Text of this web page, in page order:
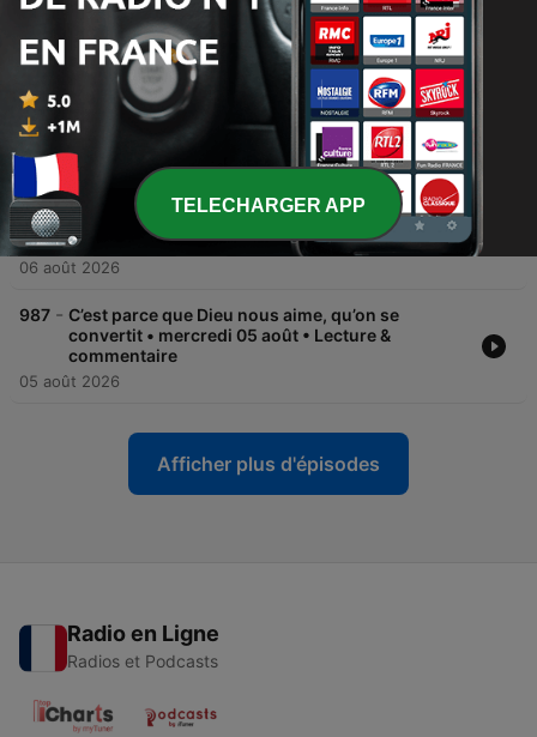
990 -
Dieu ne t’envoie pas les croix, il les porte avec toi
• vendredi 07 août • Évangile du jour &
commentaire
07 août 2026
989 - Transfiguration du Seigneur - Fête • jeudi 06
août • Lecture & commentaire
06 août 2026
988 - Transfiguration du Seigneur - Fête • jeudi 06
août • Évangile du jour & commentaire
06 août 2026
987 - C’est parce que Dieu nous aime, qu’on se
convertit • mercredi 05 août • Lecture &
commentaire
05 août 2026
Afficher plus d'épisodes
Radio en Ligne
Radios et Podcasts
TELECHARGER APP